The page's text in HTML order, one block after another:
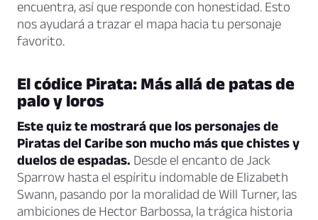
encuentra, así que responde con honestidad. Esto
nos ayudará a trazar el mapa hacia tu personaje
favorito.
El códice Pirata: Más allá de patas de
palo y loros
Este quiz te mostrará que los personajes de
Piratas del Caribe son mucho más que chistes y
duelos de espadas. Desde el encanto de Jack
Sparrow hasta el espíritu indomable de Elizabeth
Swann, pasando por la moralidad de Will Turner, las
ambiciones de Hector Barbossa, la trágica historia